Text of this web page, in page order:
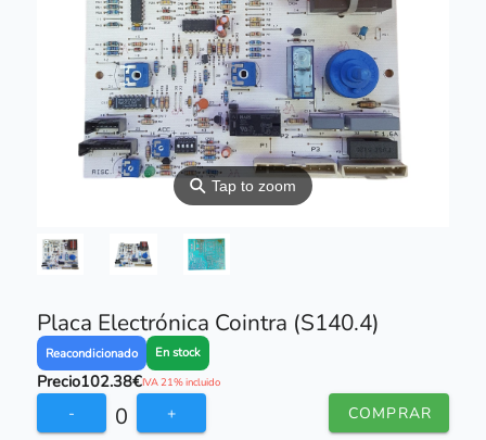
⚲Tap to zoom
Placa Electrónica Cointra (S140.4)
Reacondicionado En stock
Precio102.38€IVA 21% incluido
- 0 + COMPRAR